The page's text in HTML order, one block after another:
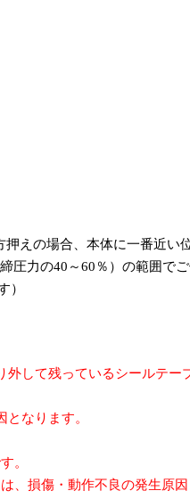
えの場合、本体に一番近い
力の40～60％）の範囲でご
）
して残っているシールテー
なります。
。
損傷・動作不良の発生原因